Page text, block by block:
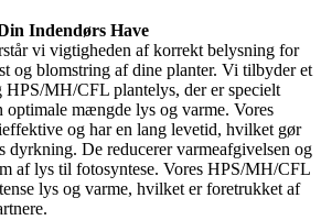
Indendørs Have
vi vigtigheden af korrekt belysning for
og blomstring af dine planter. Vi tilbyder et
MH/CFL plantelys, der er specielt
optimale mængde lys og varme. Vores
og har en lang levetid, hvilket gør
dyrkning. De reducerer varmeafgivelsen og
af lys til fotosyntese. Vores HPS/MH/CFL
lys og varme, hvilket er foretrukket af